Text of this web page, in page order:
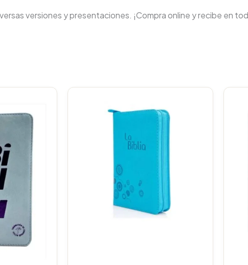
versiones y presentaciones. ¡Compra online y recibe en
was:
$93.000.